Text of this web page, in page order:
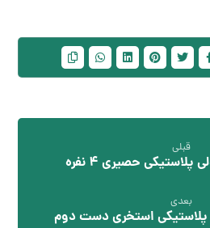
قبلی
حصیری 4 نفره
بعدی
استخری دست دوم